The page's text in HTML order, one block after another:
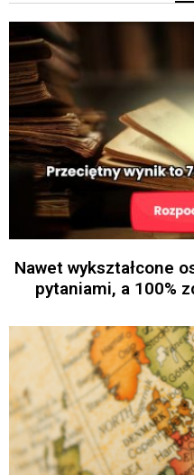
Nawet wykształcone
pytaniami, a 100%